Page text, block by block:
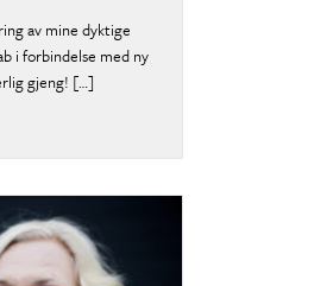
av mine dyktige
i forbindelse med ny
gjeng! […]